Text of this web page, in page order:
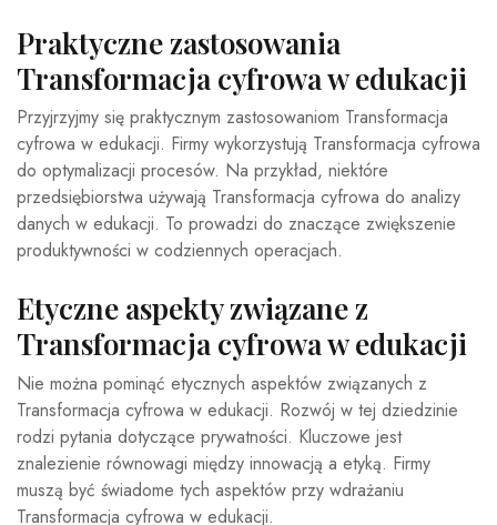
Praktyczne zastosowania
Transformacja cyfrowa w edukacji
Przyjrzyjmy się praktycznym zastosowaniom Transformacja
cyfrowa w edukacji. Firmy wykorzystują Transformacja cyfrowa
do optymalizacji procesów. Na przykład, niektóre
przedsiębiorstwa używają Transformacja cyfrowa do analizy
danych w edukacji. To prowadzi do znaczące zwiększenie
produktywności w codziennych operacjach.
Etyczne aspekty związane z
Transformacja cyfrowa w edukacji
Nie można pominąć etycznych aspektów związanych z
Transformacja cyfrowa w edukacji. Rozwój w tej dziedzinie
rodzi pytania dotyczące prywatności. Kluczowe jest
znalezienie równowagi między innowacją a etyką. Firmy
muszą być świadome tych aspektów przy wdrażaniu
Transformacja cyfrowa w edukacji.